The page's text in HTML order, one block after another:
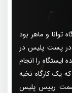
و ماهر بود
در پست پلیس در
را انجام
یک کارگاه نخبه
رییس پلیس